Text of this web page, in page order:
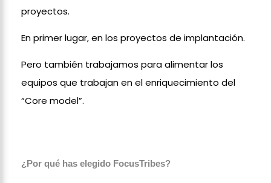
proyectos.
En primer lugar, en los proyectos de implantación.
Pero también trabajamos para alimentar los
equipos que trabajan en el enriquecimiento del
“Core model”.
¿Por qué has elegido FocusTribes?